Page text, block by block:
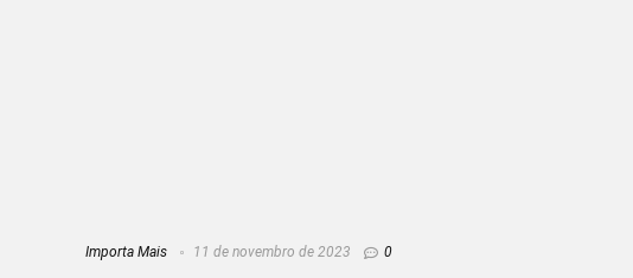
Importa Mais 11 de novembro de 2023 0